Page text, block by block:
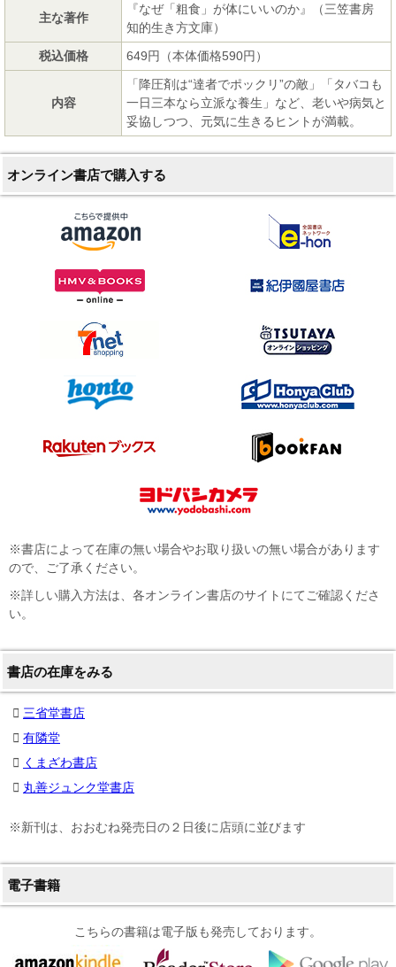
主な著作
『なぜ「粗食」が体にいいのか』（三笠書房
知的生き方文庫）
税込価格
649円（本体価格590円）
内容
「降圧剤は“達者でポックリ”の敵」「タバコも
一日三本なら立派な養生」など、老いや病気と
妥協しつつ、元気に生きるヒントが満載。
オンライン書店で購入する
※書店によって在庫の無い場合やお取り扱いの無い場合があります
ので、ご了承ください。
※詳しい購入方法は、各オンライン書店のサイトにてご確認くださ
い。
書店の在庫をみる
三省堂書店
有隣堂
くまざわ書店
丸善ジュンク堂書店
※新刊は、おおむね発売日の２日後に店頭に並びます
電子書籍
こちらの書籍は電子版も発売しております。